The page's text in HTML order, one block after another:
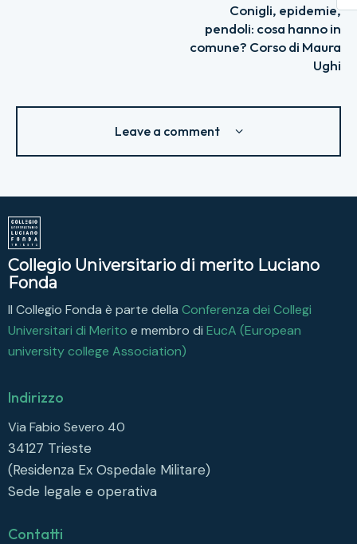
Conigli, epidemie,
pendoli: cosa hanno in
comune? Corso di Maura
Ughi
Leave a comment
Collegio Universitario di merito Luciano
Fonda
Il Collegio Fonda è parte della Conferenza dei Collegi
Universitari di Merito e membro di EucA (European
university college Association)
Indirizzo
Via Fabio Severo 40
34127 Trieste
(Residenza Ex Ospedale Militare)
Sede legale e operativa
Contatti